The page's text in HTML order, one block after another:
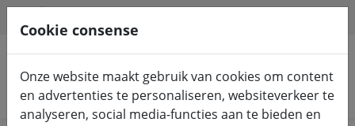
Zoek producten
Cookie consense
Onze website maakt gebruik van cookies om content
en advertenties te personaliseren, websiteverkeer te
analyseren, social media-functies aan te bieden en